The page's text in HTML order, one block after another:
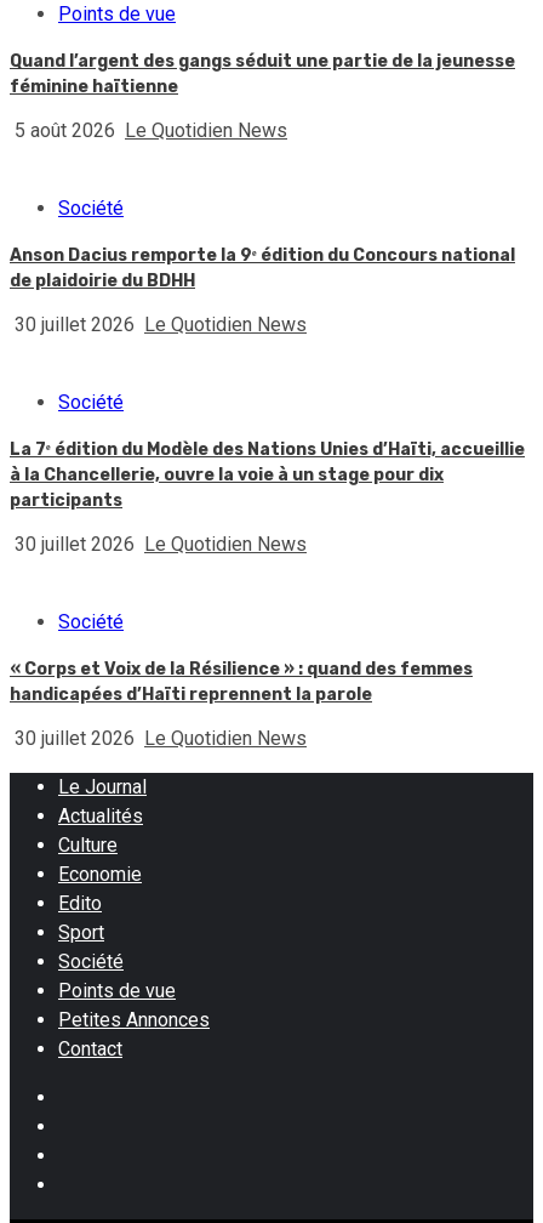
Points de vue
Quand l’argent des gangs séduit une partie de la jeunesse
féminine haïtienne
5 août 2026 Le Quotidien News
Société
Anson Dacius remporte la 9ᵉ édition du Concours national
de plaidoirie du BDHH
30 juillet 2026 Le Quotidien News
Société
La 7ᵉ édition du Modèle des Nations Unies d’Haïti, accueillie
à la Chancellerie, ouvre la voie à un stage pour dix
participants
30 juillet 2026 Le Quotidien News
Société
« Corps et Voix de la Résilience » : quand des femmes
handicapées d’Haïti reprennent la parole
30 juillet 2026 Le Quotidien News
Le Journal
Actualités
Culture
Economie
Edito
Sport
Société
Points de vue
Petites Annonces
Contact